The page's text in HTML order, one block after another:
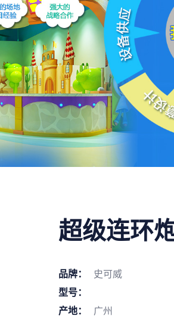
超级连环
品牌：
史可威
型号：
产地：
广州